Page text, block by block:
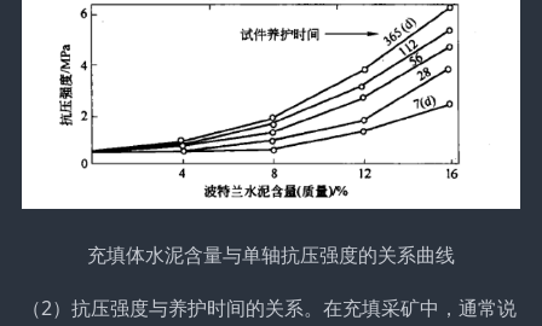
充填体水泥含量与单轴抗压强度的关系曲线
（2）抗压强度与养护时间的关系。在充填采矿中，通常说